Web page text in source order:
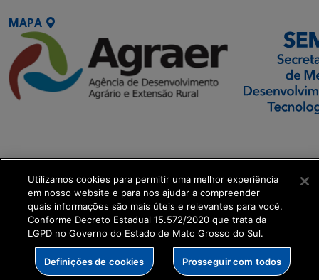
MAPA
get_footer();
Utilizamos cookies para permitir uma melhor experiência
em nosso website e para nos ajudar a compreender
quais informações são mais úteis e relevantes para você.
Conforme Decreto Estadual 15.572/2020 que trata da
LGPD no Governo do Estado de Mato Grosso do Sul.
Definições de cookies Prosseguir com todos